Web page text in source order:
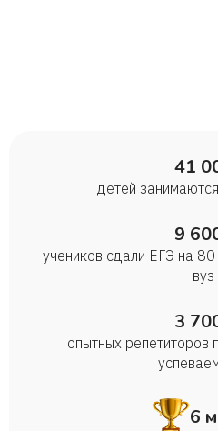
41
детей
9
учеников сдали ЕГЭ на
вуз
3
опытных репетиторов
6